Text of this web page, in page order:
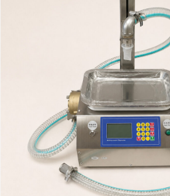
je jednoduché, stačí podnikat a
Kromě snadnějšího procesu
získat slevy až do výše 25 % v
Registrovat